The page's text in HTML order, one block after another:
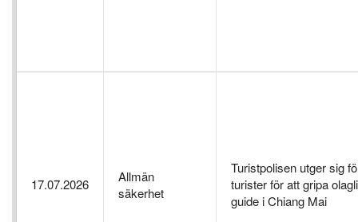
17.07.2026
Allmän
säkerhet
Turistpolisen utger sig
turister för att gripa
guide i Chiang Mai